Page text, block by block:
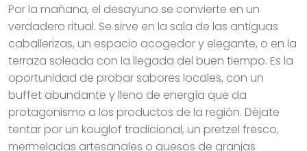
Por la mañana, el desayuno se convierte en un
verdadero ritual. Se sirve en la sala de las antiguas
caballerizas, un espacio acogedor y elegante, o en la
terraza soleada con la llegada del buen tiempo. Es la
oportunidad de probar sabores locales, con un
buffet abundante y lleno de energía que da
protagonismo a los productos de la región. Déjate
tentar por un kouglof tradicional, un pretzel fresco,
mermeladas artesanales o quesos de granjas